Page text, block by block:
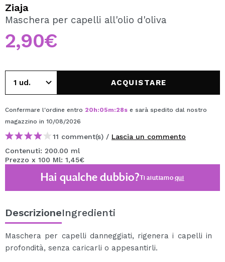
Creando un account su Maquibeauty.it potrai fare i tuoi
acquisti velocemente, controllare lo stato dei tuoi ordini e
consultare le tue operazioni precedenti.
CREARE UN ACCOUNT
Ziaja
Maschera per capelli all'olio d'oliva
2,90€
ACQUISTARE
Confermare l'ordine entro 20h:05m:27s e sarà spedito dal nostro
magazzino in 10/08/2026
11 comment(s) / Lascia un commento
Contenuti: 200.00 ml
Prezzo x 100 Ml: 1,45€
Hai qualche dubbio?Ti aiutiamoqui
DescrizioneIngredienti
Maschera per capelli danneggiati, rigenera i capelli in
profondità, senza caricarli o appesantirli.